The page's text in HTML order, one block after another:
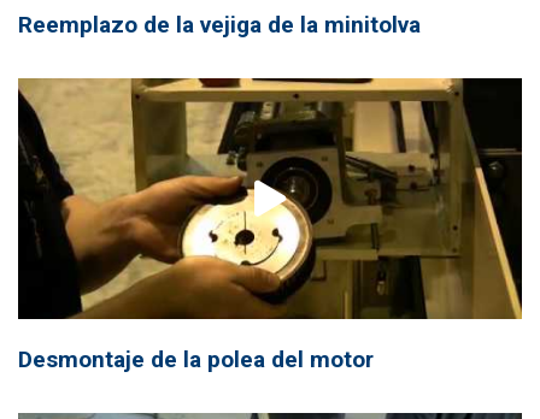
Reemplazo de la vejiga de la minitolva
Desmontaje de la polea del motor